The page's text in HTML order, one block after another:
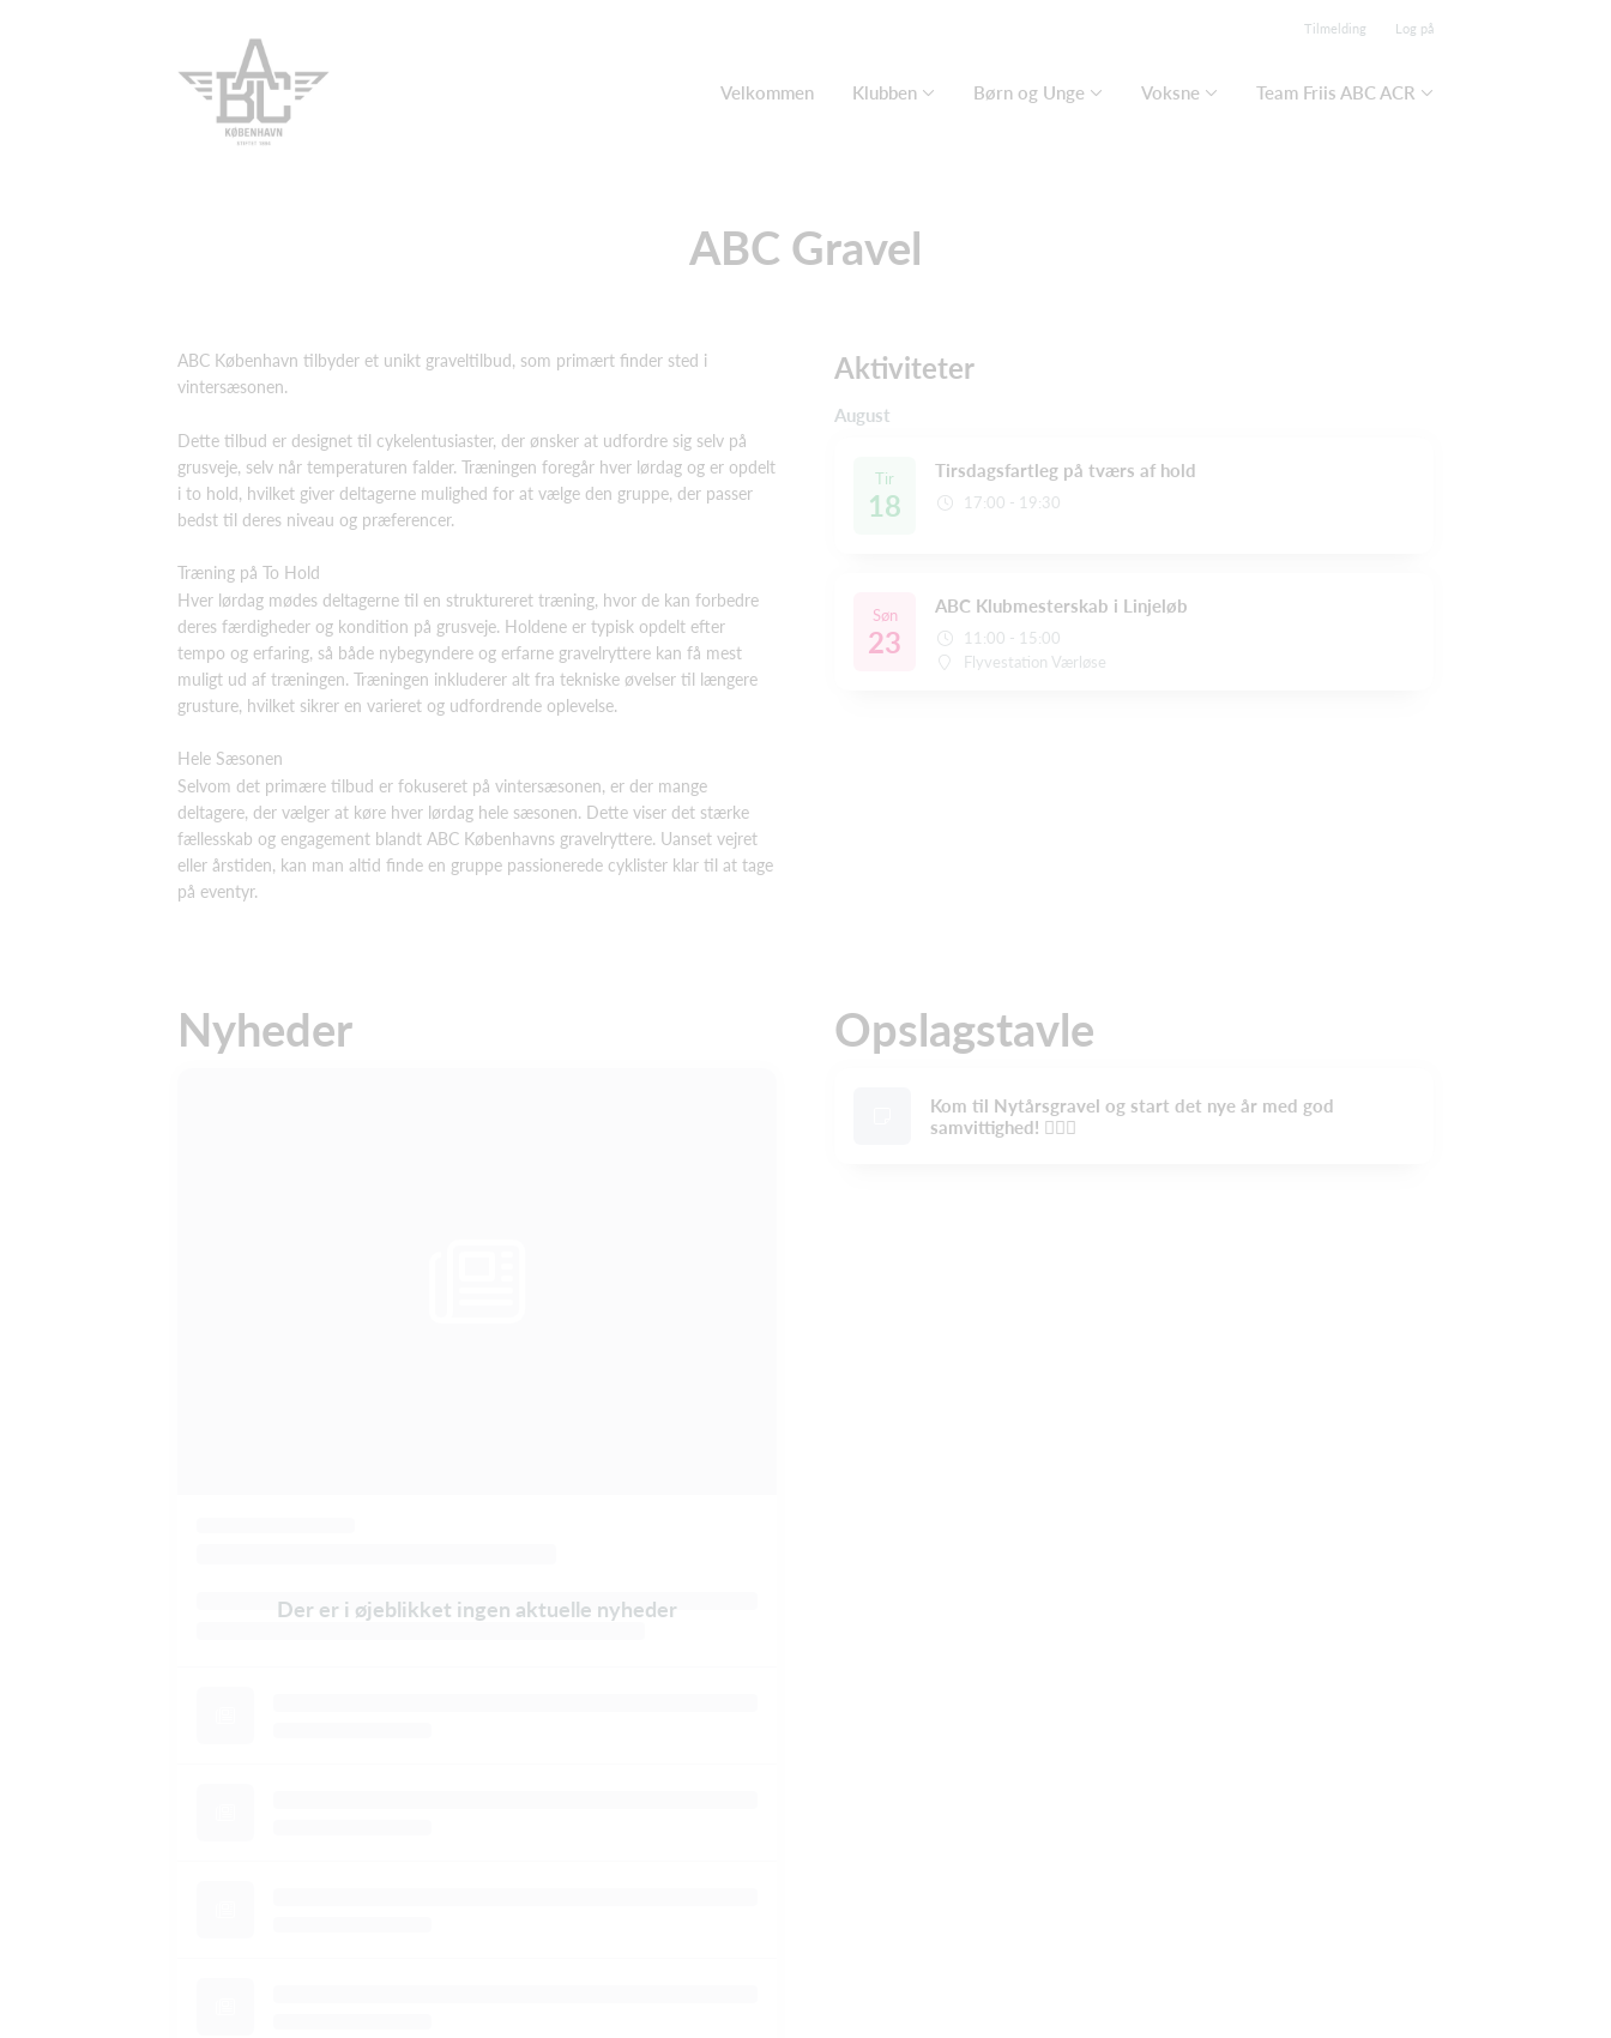
Tilmelding Log på
Velkommen Klubben Børn og Unge Voksne Team Friis ABC ACR
ABC Gravel
ABC København tilbyder et unikt graveltilbud, som primært finder sted i
vintersæsonen.
Dette tilbud er designet til cykelentusiaster, der ønsker at udfordre sig selv på
grusveje, selv når temperaturen falder. Træningen foregår hver lørdag og er opdelt
i to hold, hvilket giver deltagerne mulighed for at vælge den gruppe, der passer
bedst til deres niveau og præferencer.
Træning på To Hold
Hver lørdag mødes deltagerne til en struktureret træning, hvor de kan forbedre
deres færdigheder og kondition på grusveje. Holdene er typisk opdelt efter
tempo og erfaring, så både nybegyndere og erfarne gravelryttere kan få mest
muligt ud af træningen. Træningen inkluderer alt fra tekniske øvelser til længere
grusture, hvilket sikrer en varieret og udfordrende oplevelse.
Hele Sæsonen
Selvom det primære tilbud er fokuseret på vintersæsonen, er der mange
deltagere, der vælger at køre hver lørdag hele sæsonen. Dette viser det stærke
fællesskab og engagement blandt ABC Københavns gravelryttere. Uanset vejret
eller årstiden, kan man altid finde en gruppe passionerede cyklister klar til at tage
på eventyr.
Aktiviteter
August
Tir
18
Tirsdagsfartleg på tværs af hold
17:00 - 19:30
Søn
23
ABC Klubmesterskab i Linjeløb
11:00 - 15:00
Flyvestation Værløse
Nyheder
Der er i øjeblikket ingen aktuelle nyheder
Opslagstavle
Kom til Nytårsgravel og start det nye år med god
samvittighed! 🚴‍♂️✨